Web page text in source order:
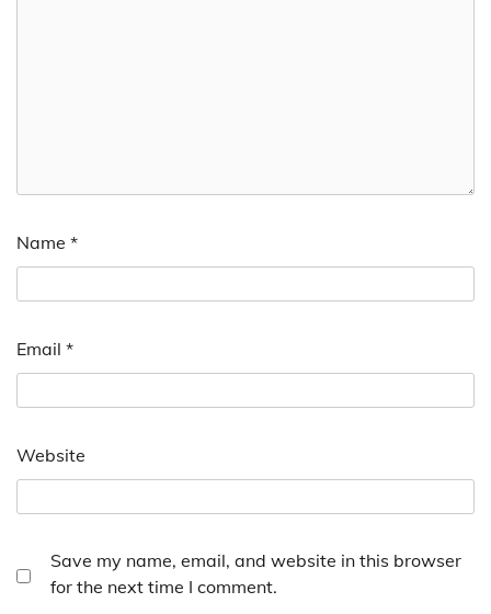
Name *
Email *
Website
Save my name, email, and website in this browser
for the next time I comment.